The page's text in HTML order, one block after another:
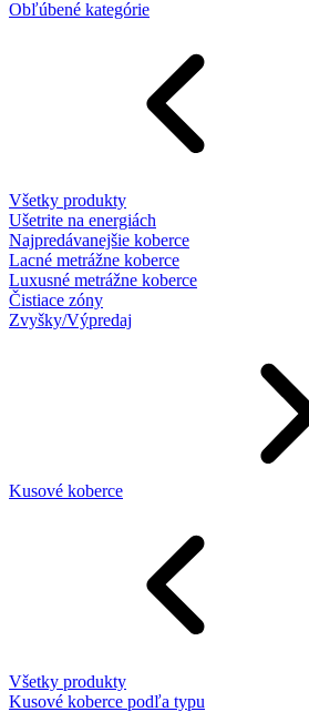
Obľúbené kategórie
Všetky produkty
Ušetrite na energiách
Najpredávanejšie koberce
Lacné metrážne koberce
Luxusné metrážne koberce
Čistiace zóny
Zvyšky/Výpredaj
Kusové koberce
Všetky produkty
Kusové koberce podľa typu